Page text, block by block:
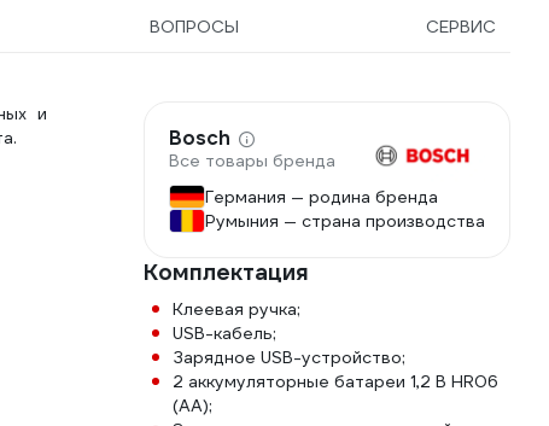
ВОПРОСЫ СЕРВИС
и
Bosch
Все товары бренда
Германия — родина бренда
Румыния — страна производства
Комплектация
Клеевая ручка;
USB-кабель;
Зарядное USB-устройство;
2 аккумуляторные батареи 1,2 В HR06
(AA);